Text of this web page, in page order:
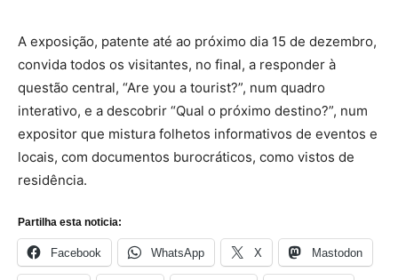
A exposição, patente até ao próximo dia 15 de dezembro,
convida todos os visitantes, no final, a responder à
questão central, “Are you a tourist?”, num quadro
interativo, e a descobrir “Qual o próximo destino?”, num
expositor que mistura folhetos informativos de eventos e
locais, com documentos burocráticos, como vistos de
residência.
Partilha esta noticia:
Facebook WhatsApp X Mastodon